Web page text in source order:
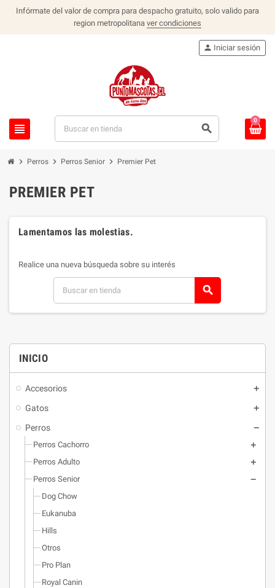
Infórmate del valor de compra para despacho gratuito, solo valido para
region metropolitana ver condiciones
view_headline search
person Iniciar sesión
0
chevron_right Perros chevron_right Perros Senior chevron_right Premier Pet
INICIO
Accesorios
Gatos
Perros
Perros Cachorro
Perros Adulto
Perros Senior
Dog Chow
Eukanuba
Hills
Otros
Pro Plan
Royal Canin
PREMIER PET
Lamentamos las molestias.
Realice una nueva búsqueda sobre su interés
search